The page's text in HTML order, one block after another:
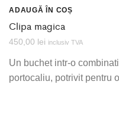
ADAUGĂ ÎN COȘ
Clipa magica
450,00 lei inclusiv TVA
Un buchet intr-o
portocaliu, potrivit pentru